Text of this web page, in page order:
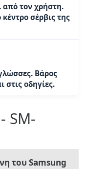
από τον χρήστη.
σέρβις της
Βάρος
στις οδηγίες.
SM-
του Samsung